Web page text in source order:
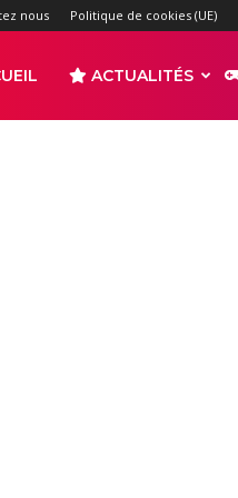
nous Politique de cookies (UE)
ACTUALITÉS